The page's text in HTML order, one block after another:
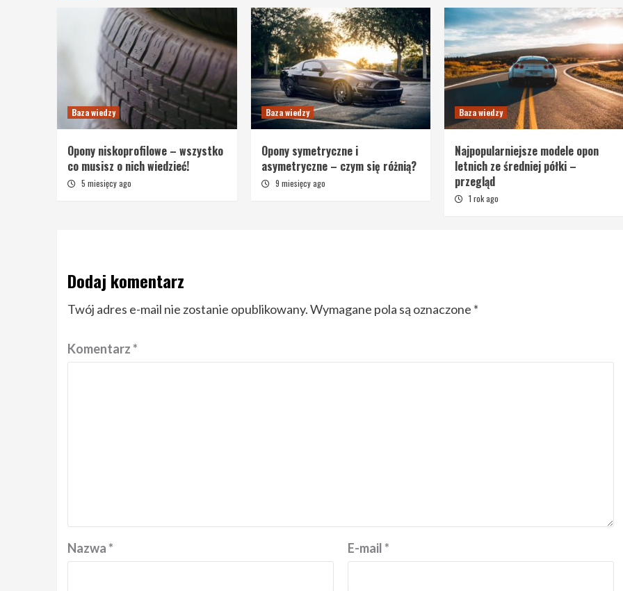
Baza wiedzy
Opony niskoprofilowe – wszystko
co musisz o nich wiedzieć!
5 miesięcy ago
Baza wiedzy
Opony symetryczne i
asymetryczne – czym się różnią?
9 miesięcy ago
Baza wiedzy
Najpopularniejsze modele opon
letnich ze średniej półki –
przegląd
1 rok ago
Dodaj komentarz
Twój adres e-mail nie zostanie opublikowany.Wymagane pola są oznaczone *
Komentarz*
Nazwa* E-mail*